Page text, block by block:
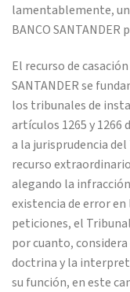
lamentablemente,
BANCO
El recurso de
SANTANDER se
los tribunales de
artículos 1265 y
a la jurisprudencia
recurso
alegando la
existencia de error
peticiones, el
por cuanto,
doctrina y la
su función, en este